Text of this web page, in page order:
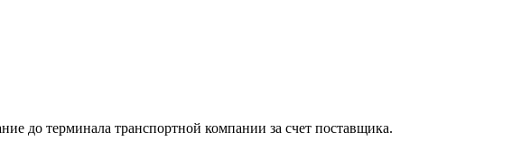
до терминала транспортной компании за счет поставщика.